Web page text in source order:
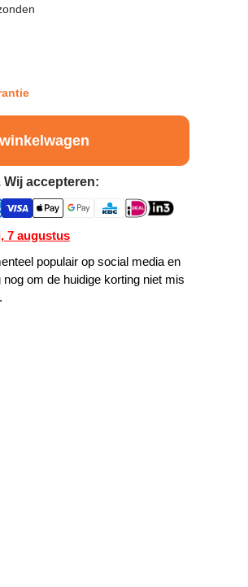
Wij accepteren:
7 augustus
populair op social media en
om de huidige korting niet mis